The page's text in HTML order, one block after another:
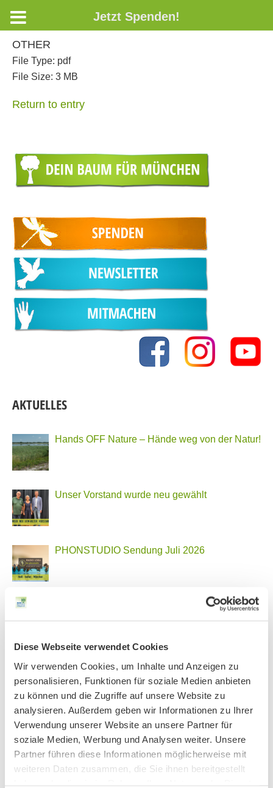
Diese Webseite verwendet Cookies
Wir verwenden Cookies, um Inhalte und Anzeigen zu
personalisieren, Funktionen für soziale Medien anbieten
zu können und die Zugriffe auf unsere Website zu
analysieren. Außerdem geben wir Informationen zu Ihrer
Verwendung unserer Website an unsere Partner für
soziale Medien, Werbung und Analysen weiter. Unsere
Partner führen diese Informationen möglicherweise mit
weiteren Daten zusammen, die Sie ihnen bereitgestellt
OTHER
File Type: pdf
File Size: 3 MB
Return to entry
AKTUELLES
Hands OFF Nature – Hände weg von der Natur!
Unser Vorstand wurde neu gewählt
PHONSTUDIO Sendung Juli 2026
Ankündigung Jahres-Mitgliederversammlung
2026
BN MÜNCHEN AUF SOCIAL MEDIA
Jetzt Spenden!